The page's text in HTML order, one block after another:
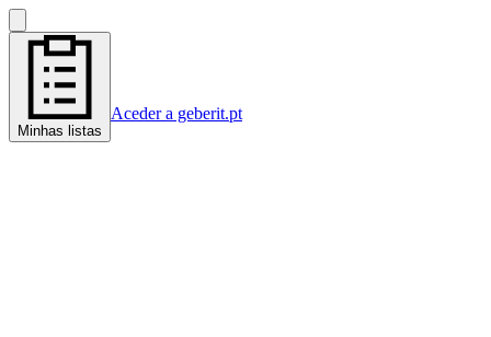
Minhas listas
Aceder a geberit.pt